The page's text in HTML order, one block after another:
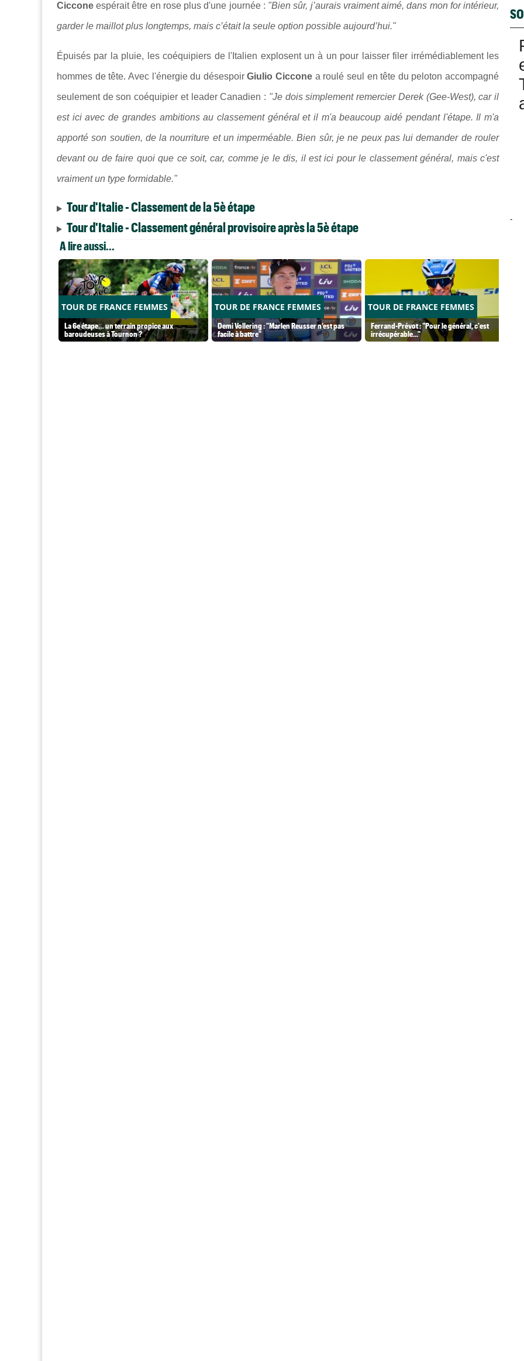
Ciccone espérait être en rose plus d'une journée : "Bien sûr, j’aurais vraiment aimé, dans mon for intérieur,
garder le maillot plus longtemps, mais c’était la seule option possible aujourd’hui."
Épuisés par la pluie, les coéquipiers de l'Italien explosent un à un pour laisser filer irrémédiablement les
hommes de tête. Avec l'énergie du désespoirGiulio Ciccone a roulé seul en tête du peloton accompagné
seulement de son coéquipier et leader Canadien : "Je dois simplement remercier Derek (Gee-West), car il
est ici avec de grandes ambitions au classement général et il m'a beaucoup aidé pendant l'étape. Il m'a
apporté son soutien, de la nourriture et un imperméable. Bien sûr, je ne peux pas lui demander de rouler
devant ou de faire quoi que ce soit, car, comme je le dis, il est ici pour le classement général, mais c'est
vraiment un type formidable."
Tour d'Italie - Classement de la 5è étape
Tour d'Italie - Classement général provisoire après la 5è étape
A lire aussi...
TOUR DE FRANCE FEMMES
La 6e étape… un terrain propice aux
baroudeuses à Tournon ?
TOUR DE FRANCE FEMMES
Demi Vollering : "Marlen Reusser n’est pas
facile à battre"
TOUR DE FRANCE FEMMES
Ferrand-Prévot : "Pour le général, c'est
irrécupérable..."
-